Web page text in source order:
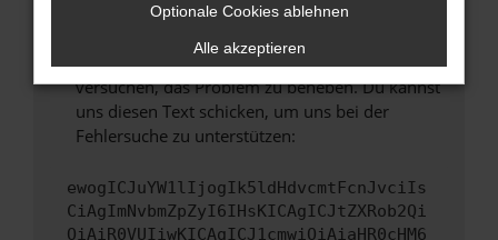
Wende dich an den Webseitenbetreiber.
Wenn du alle oben genannten Schritte versucht
hast, kontaktiere uns bitte. Wir werden
versuchen, das Problem zu beheben. Du kannst
uns diesen Text schicken, um uns bei der
Fehlersuche zu unterstützen:
ewogICJuYW1lIjogIk5ldHdvcmtFcnJvciIs
CiAgImNvbmZpZyI6IHsKICAgICJtZXRob2Qi
OiAiR0VUIiwKICAgICJ1cmwiOiAiaHR0cHM6
Optionale Cookies ablehnen
Alle akzeptieren